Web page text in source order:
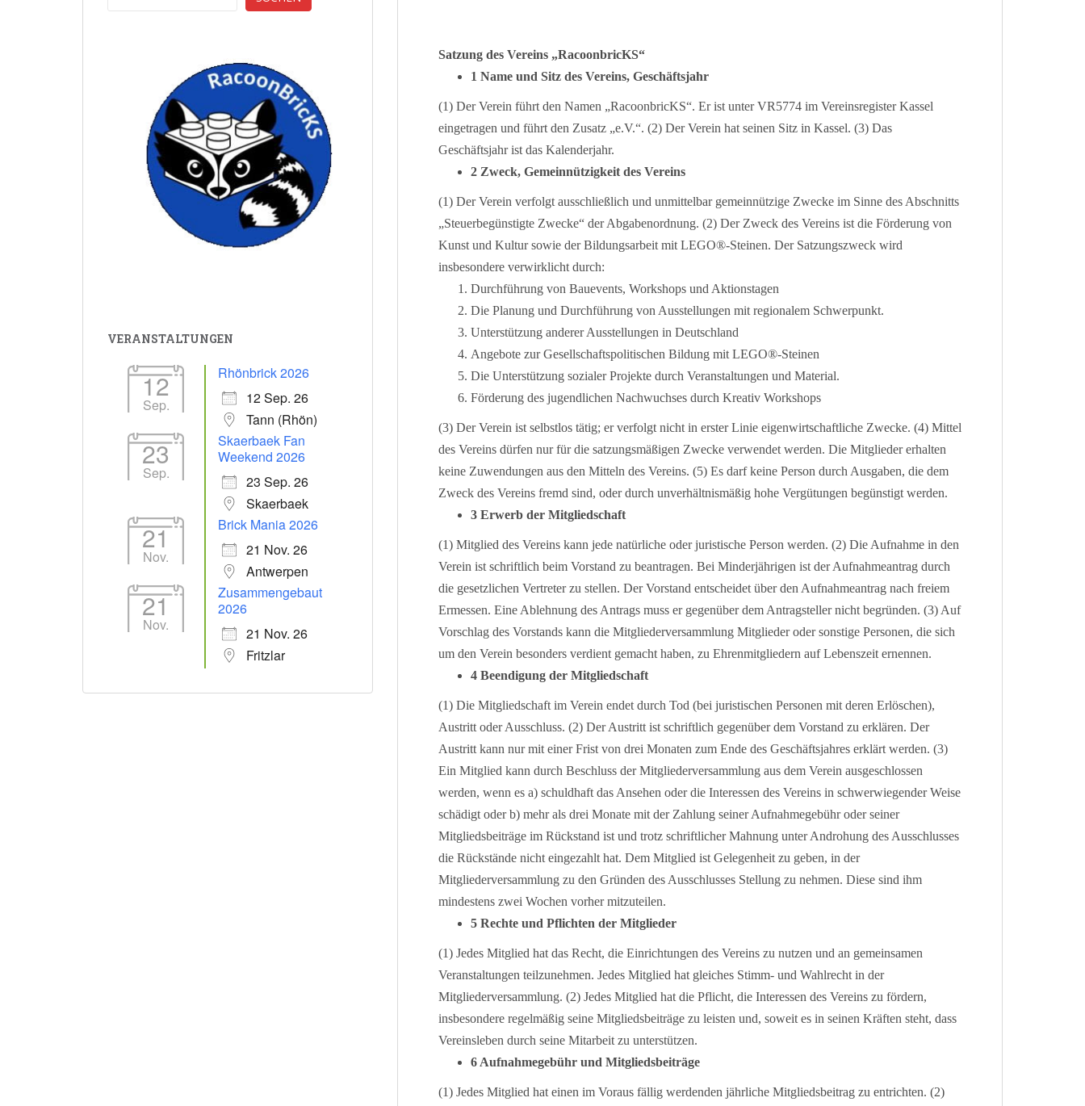
Satzung des Vereins „RacoonbricKS“
1 Name und Sitz des Vereins, Geschäftsjahr
(1) Der Verein führt den Namen „RacoonbricKS“. Er ist unter VR5774 im Vereinsregister Kassel
eingetragen und führt den Zusatz „e.V.“. (2) Der Verein hat seinen Sitz in Kassel. (3) Das
Geschäftsjahr ist das Kalenderjahr.
2 Zweck, Gemeinnützigkeit des Vereins
(1) Der Verein verfolgt ausschließlich und unmittelbar gemeinnützige Zwecke im Sinne des Abschnitts
„Steuerbegünstigte Zwecke“ der Abgabenordnung. (2) Der Zweck des Vereins ist die Förderung von
Kunst und Kultur sowie der Bildungsarbeit mit LEGO®-Steinen. Der Satzungszweck wird
insbesondere verwirklicht durch:
Durchführung von Bauevents, Workshops und Aktionstagen
Die Planung und Durchführung von Ausstellungen mit regionalem Schwerpunkt.
Unterstützung anderer Ausstellungen in Deutschland
Angebote zur Gesellschaftspolitischen Bildung mit LEGO®-Steinen
Die Unterstützung sozialer Projekte durch Veranstaltungen und Material.
Förderung des jugendlichen Nachwuchses durch Kreativ Workshops
(3) Der Verein ist selbstlos tätig; er verfolgt nicht in erster Linie eigenwirtschaftliche Zwecke. (4) Mittel
des Vereins dürfen nur für die satzungsmäßigen Zwecke verwendet werden. Die Mitglieder erhalten
keine Zuwendungen aus den Mitteln des Vereins. (5) Es darf keine Person durch Ausgaben, die dem
Zweck des Vereins fremd sind, oder durch unverhältnismäßig hohe Vergütungen begünstigt werden.
3 Erwerb der Mitgliedschaft
(1) Mitglied des Vereins kann jede natürliche oder juristische Person werden. (2) Die Aufnahme in den
Verein ist schriftlich beim Vorstand zu beantragen. Bei Minderjährigen ist der Aufnahmeantrag durch
die gesetzlichen Vertreter zu stellen. Der Vorstand entscheidet über den Aufnahmeantrag nach freiem
Ermessen. Eine Ablehnung des Antrags muss er gegenüber dem Antragsteller nicht begründen. (3) Auf
Vorschlag des Vorstands kann die Mitgliederversammlung Mitglieder oder sonstige Personen, die sich
um den Verein besonders verdient gemacht haben, zu Ehrenmitgliedern auf Lebenszeit ernennen.
4 Beendigung der Mitgliedschaft
(1) Die Mitgliedschaft im Verein endet durch Tod (bei juristischen Personen mit deren Erlöschen),
Austritt oder Ausschluss. (2) Der Austritt ist schriftlich gegenüber dem Vorstand zu erklären. Der
Austritt kann nur mit einer Frist von drei Monaten zum Ende des Geschäftsjahres erklärt werden. (3)
Ein Mitglied kann durch Beschluss der Mitgliederversammlung aus dem Verein ausgeschlossen
werden, wenn es a) schuldhaft das Ansehen oder die Interessen des Vereins in schwerwiegender Weise
schädigt oder b) mehr als drei Monate mit der Zahlung seiner Aufnahmegebühr oder seiner
Mitgliedsbeiträge im Rückstand ist und trotz schriftlicher Mahnung unter Androhung des Ausschlusses
die Rückstände nicht eingezahlt hat. Dem Mitglied ist Gelegenheit zu geben, in der
Mitgliederversammlung zu den Gründen des Ausschlusses Stellung zu nehmen. Diese sind ihm
mindestens zwei Wochen vorher mitzuteilen.
5 Rechte und Pflichten der Mitglieder
(1) Jedes Mitglied hat das Recht, die Einrichtungen des Vereins zu nutzen und an gemeinsamen
Veranstaltungen teilzunehmen. Jedes Mitglied hat gleiches Stimm- und Wahlrecht in der
Mitgliederversammlung. (2) Jedes Mitglied hat die Pflicht, die Interessen des Vereins zu fördern,
insbesondere regelmäßig seine Mitgliedsbeiträge zu leisten und, soweit es in seinen Kräften steht, dass
Vereinsleben durch seine Mitarbeit zu unterstützen.
6 Aufnahmegebühr und Mitgliedsbeiträge
(1) Jedes Mitglied hat einen im Voraus fällig werdenden jährliche Mitgliedsbeitrag zu entrichten. (2)
VERANSTALTUNGEN
12
Sep.
Rhönbrick 2026
12 Sep. 26
Tann (Rhön)
23
Sep.
Skaerbaek Fan
Weekend 2026
23 Sep. 26
Skaerbaek
21
Nov.
Brick Mania 2026
21 Nov. 26
Antwerpen
21
Nov.
Zusammengebaut
2026
21 Nov. 26
Fritzlar